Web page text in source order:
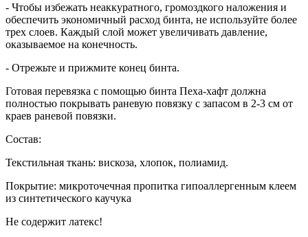
- Чтобы избежать неаккуратного, громоздкого наложения и
обеспечить экономичный расход бинта, не используйте более
трех слоев. Каждый слой может увеличивать давление,
оказываемое на конечность.
- Отрежьте и прижмите конец бинта.
Готовая перевязка с помощью бинта Пеха-хафт должна
полностью покрывать раневую повязку с запасом в 2-3 см от
краев раневой повязки.
Состав:
Текстильная ткань: вискоза, хлопок, полиамид.
Покрытие: микроточечная пропитка гипоаллергенным клеем
из синтетического каучука
Не содержит латекс!